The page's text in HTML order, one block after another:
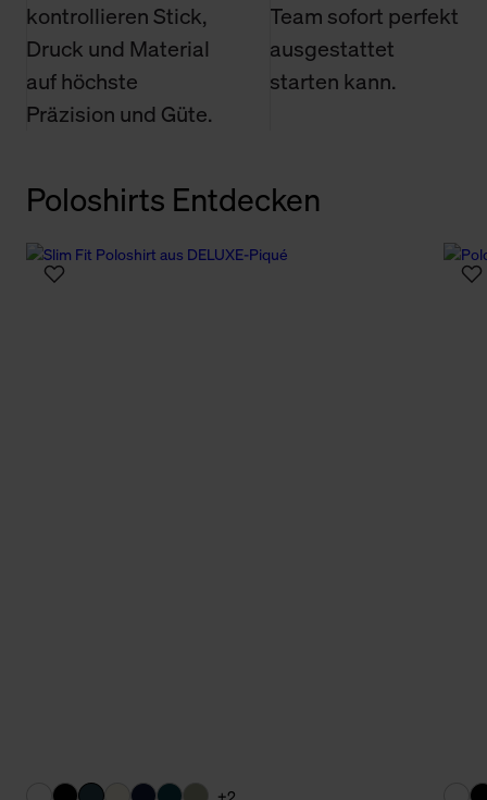
kontrollieren Stick,
Druck und Material
auf höchste
Präzision und Güte.
Team sofort perfekt
ausgestattet
starten kann.
Poloshirts Entdecken